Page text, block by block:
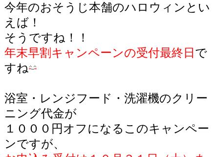
今年のおそうじ本舗のハロウィンとい
えば！
そうですね！！
年末早割キャンペーンの受付最終日 で
すね
浴室・レンジフード・洗濯機のクリー
ニング代金が
１０００円オフになるこのキャンペー
ンですが、